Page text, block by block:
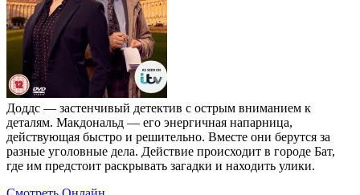
Доддс — застенчивый детектив с острым вниманием к
деталям. Макдональд — его энергичная напарница,
действующая быстро и решительно. Вместе они берутся за
разные уголовные дела. Действие происходит в городе Бат,
где им предстоит раскрывать загадки и находить улики.